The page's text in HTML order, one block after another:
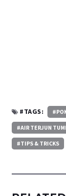
#TAGS:
#AIR TERJUN
#TIPS & TRICKS